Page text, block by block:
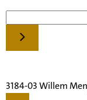
3184-03 Willem